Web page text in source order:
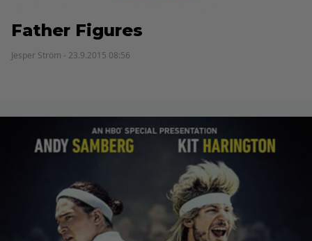
Father Figures
Jesper Ström - 23.9.2015 08:56